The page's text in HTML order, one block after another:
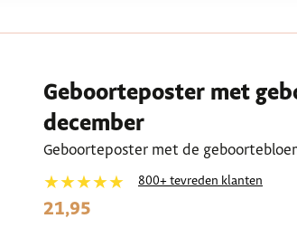
Geboorteposter met
december
Geboorteposter met de
★★★★★ 800+ tevreden klanten
21,95